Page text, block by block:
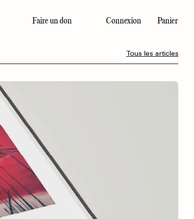
Faire un don Connexion Panier
Tous les articles